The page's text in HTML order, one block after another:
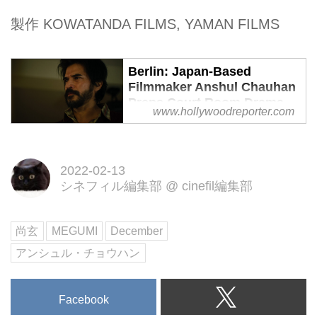
製作 KOWATANDA FILMS, YAMAN FILMS
Berlin: Japan-Based
Filmmaker Anshul Chauhan
Preps Court Room Drama
‘December’
Megumi as an ex-husband and
wife who are pulled together
murderer is granted a retrial.
www.hollywoodreporter.com
2022-02-13
シネフィル編集部 @ cinefil編集部
尚玄 MEGUMI
December
アンシュル・チョウハン
Facebook